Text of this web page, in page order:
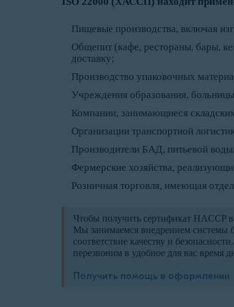
Пищевые производства, включая
Общепит (кафе, рестораны, бары,
доставку;
Производство упаковочных
Учреждения образования,
Компании, занимающиеся
Организации транспортной
Производители БАД, питьевой
Фермерские хозяйства,
Розничная торговля, имеющая
Чтобы получить сертификат HACCP
Мы занимаемся внедрением системы
соответствие качеству и
перезвоним в удобное для вас время
Получить помощь в оформлении